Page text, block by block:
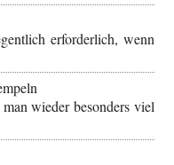
erforderlich, wenn
wieder besonders viel